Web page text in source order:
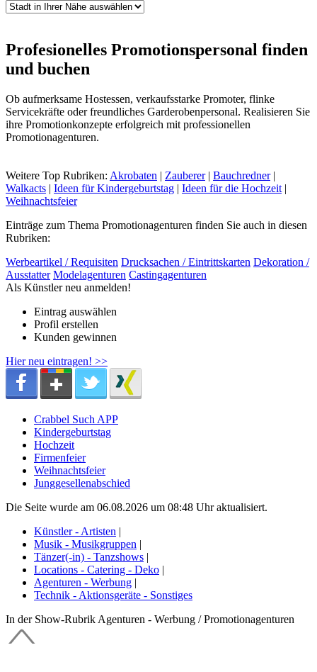
Profesionelles Promotionspersonal finden
und buchen
Ob aufmerksame Hostessen, verkaufsstarke Promoter, flinke
Servicekräfte oder freundliches Garderobenpersonal. Realisieren Sie
ihre Promotionkonzepte erfolgreich mit professionellen
Promotionagenturen.
Weitere Top Rubriken: Akrobaten | Zauberer| Bauchredner|
Walkacts | Ideen für Kindergeburtstag | Ideen für die Hochzeit |
Weihnachtsfeier
Einträge zum Thema Promotionagenturen finden Sie auch in diesen
Rubriken:
Werbeartikel / Requisiten Drucksachen / Eintrittskarten Dekoration /
Ausstatter Modelagenturen Castingagenturen
Als Künstler neu anmelden!
Eintrag auswählen
Profil erstellen
Kunden gewinnen
Hier neu eintragen! >>
Crabbel Such APP
Kindergeburtstag
Hochzeit
Firmenfeier
Weihnachtsfeier
Junggesellenabschied
Die Seite wurde am 06.08.2026 um 08:48 Uhr aktualisiert.
Künstler - Artisten |
Musik - Musikgruppen |
Tänzer(-in) - Tanzshows |
Locations - Catering - Deko |
Agenturen - Werbung |
Technik - Aktionsgeräte - Sonstiges
In der Show-Rubrik Agenturen - Werbung / Promotionagenturen